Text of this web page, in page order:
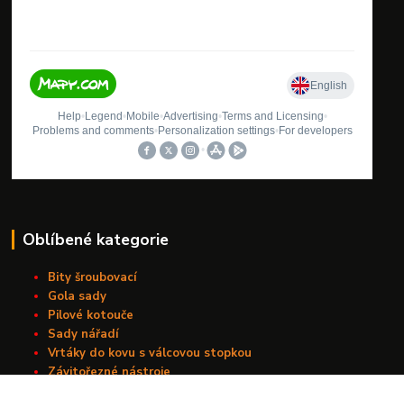
Oblíbené kategorie
Bity šroubovací
Gola sady
Pilové kotouče
Sady nářadí
Vrtáky do kovu s válcovou stopkou
Závitořezné nástroje